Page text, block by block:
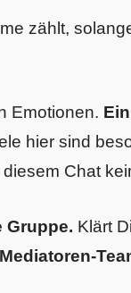
zählt,
Emotionen.
hier sind
Chat
Gruppe. Klärt
Mediatoren-